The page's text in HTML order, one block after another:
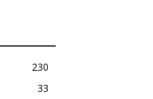
230
33